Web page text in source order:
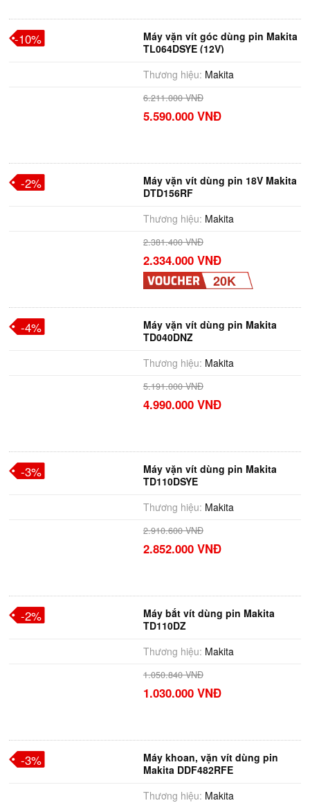
Máy vặn vít góc dùng pin Makita
TL064DSYE (12V)
Thương hiệu: Makita
6.211.000 VNĐ
5.590.000 VNĐ
-10%
Máy vặn vít dùng pin 18V Makita
DTD156RF
Thương hiệu: Makita
2.381.400 VNĐ
2.334.000 VNĐ
-2%
20K
Máy vặn vít dùng pin Makita
TD040DNZ
Thương hiệu: Makita
5.191.000 VNĐ
4.990.000 VNĐ
-4%
Máy vặn vít dùng pin Makita
TD110DSYE
Thương hiệu: Makita
2.910.600 VNĐ
2.852.000 VNĐ
-3%
Máy bắt vít dùng pin Makita
TD110DZ
Thương hiệu: Makita
1.050.840 VNĐ
1.030.000 VNĐ
-2%
Máy khoan, vặn vít dùng pin
Makita DDF482RFE
Thương hiệu: Makita
-3%